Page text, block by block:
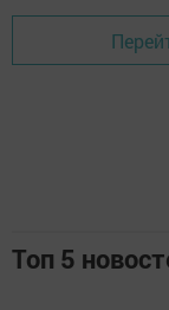
Топ 5